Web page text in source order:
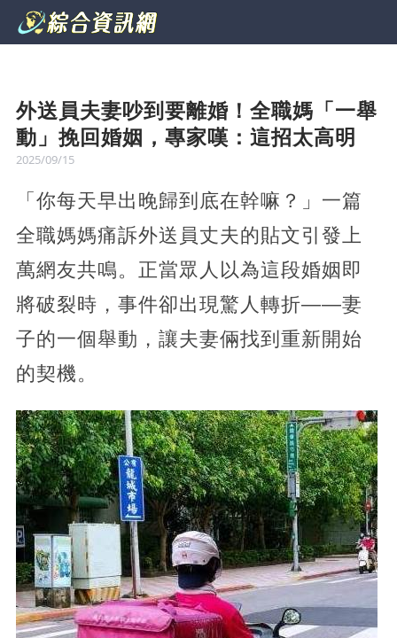
外送員夫妻吵到要離婚！全職媽「一舉
動」挽回婚姻，專家嘆：這招太高明
2025/09/15
「你每天早出晚歸到底在幹嘛？」一篇
全職媽媽痛訴外送員丈夫的貼文引發上
萬網友共鳴。正當眾人以為這段婚姻即
將破裂時，事件卻出現驚人轉折——妻
子的一個舉動，讓夫妻倆找到重新開始
的契機。